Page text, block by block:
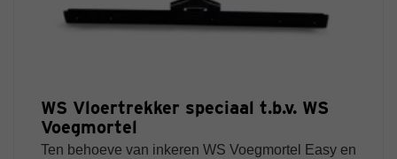
WS Vloertrekker speciaal t.b.v. WS
Voegmortel
Ten behoeve van inkeren WS Voegmortel Easy en